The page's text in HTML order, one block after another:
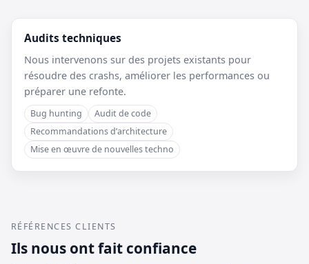
Audits techniques
Nous intervenons sur des projets existants pour
résoudre des crashs, améliorer les performances ou
préparer une refonte.
Bug hunting
Audit de code
Recommandations d’architecture
Mise en œuvre de nouvelles techno
RÉFÉRENCES CLIENTS
Ils nous ont fait confiance